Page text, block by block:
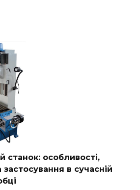
станок: особливості,
застосування в сучасній